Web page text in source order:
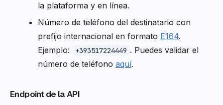
la plataforma y en línea.
Número de teléfono del destinatario con
prefijo internacional en formato E164.
Ejemplo:
+393517224449 . Puedes validar el
número de teléfono aquí.
Endpoint de la API